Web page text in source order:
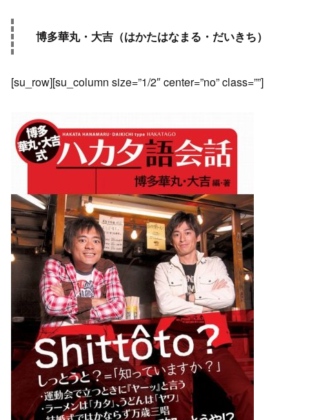
博多華丸・大吉（はかたはなまる・だいきち）
[su_row][su_column size=”1/2″ center=”no” class=””]